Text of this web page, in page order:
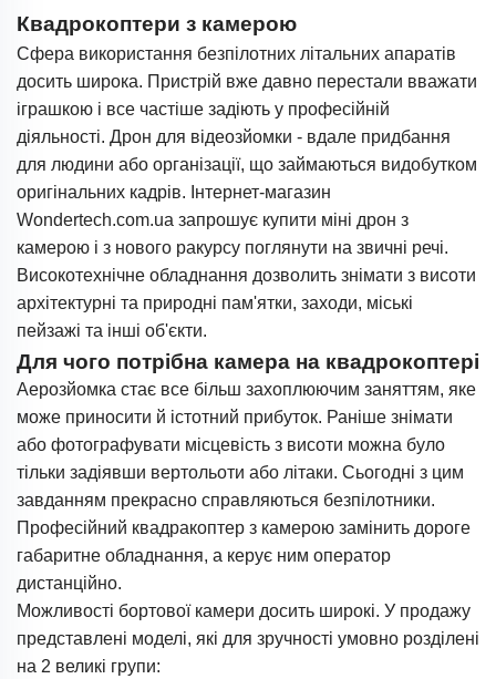
Квадрокоптери з камерою
Сфера використання безпілотних літальних апаратів
досить широка. Пристрій вже давно перестали вважати
іграшкою і все частіше задіють у професійній
діяльності. Дрон для відеозйомки - вдале придбання
для людини або організації, що займаються видобутком
оригінальних кадрів. Інтернет-магазин
Wondertech.com.ua запрошує купити міні дрон з
камерою і з нового ракурсу поглянути на звичні речі.
Високотехнічне обладнання дозволить знімати з висоти
архітектурні та природні пам'ятки, заходи, міські
пейзажі та інші об'єкти.
Для чого потрібна камера на квадрокоптері
Аерозйомка стає все більш захоплюючим заняттям, яке
може приносити й істотний прибуток. Раніше знімати
або фотографувати місцевість з висоти можна було
тільки задіявши вертольоти або літаки. Сьогодні з цим
завданням прекрасно справляються безпілотники.
Професійний квадракоптер з камерою замінить дороге
габаритне обладнання, а керує ним оператор
дистанційно.
Можливості бортової камери досить широкі. У продажу
представлені моделі, які для зручності умовно розділені
на 2 великі групи: